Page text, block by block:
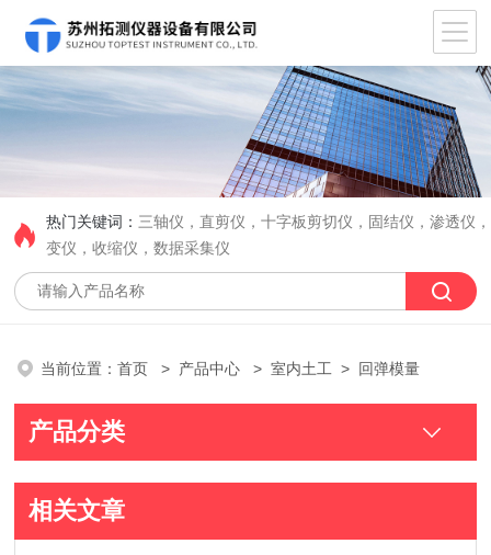
热门关键词： 三轴仪，直剪仪，十字板剪切仪，固结仪，渗透仪
变仪，收缩仪，数据采集仪
当前位置：首页 > 产品中心 >室内土工 > 回弹模量
产品分类
相关文章